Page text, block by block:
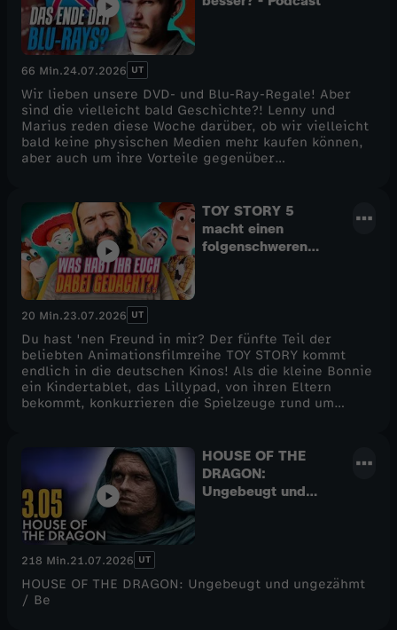
66 Min.24.07.2026 UT
Wir lieben unsere DVD- und Blu-Ray-Regale! Aber
sind die vielleicht bald Geschichte?! Lenny und
Marius reden diese Woche darüber, ob wir vielleicht
bald keine physischen Medien mehr kaufen können,
aber auch um ihre Vorteile gegenüber
Kinos. Warum die beiden sie so großartig finden,
erfahrt ihr in dieser neuen Podcastfolge hier auf
CINEMA STRIKES BACK! Viel Spaß :)
TOY STORY 5
macht einen
folgenschweren
20 Min.23.07.2026 UT
Du hast 'nen Freund in mir? Der fünfte Teil der
beliebten Animationsfilmreihe TOY STORY kommt
endlich in die deutschen Kinos! Als die kleine Bonnie
ein Kindertablet, das Lillypad, von ihren Eltern
bekommt, konkurrieren die Spielzeuge rund um
angesehen und verrät in dieser Kritik, ob Pixars
Magie immer noch zu spüren ist und wie der Film mit
dem Thema Sucht und digitale Medien umgeht. Hat
hier Pixar einen Riesenfehler begangen? Schaut rein
und erfahrt es hier in unserer neuen Kritik auf
CINEMA STRIKES BACK! Viel Spaß. :)
HOUSE OF THE
DRAGON:
Ungebeugt und
218 Min.21.07.2026 UT
HOUSE OF THE DRAGON: Ungebeugt und ungezähmt
/ Be